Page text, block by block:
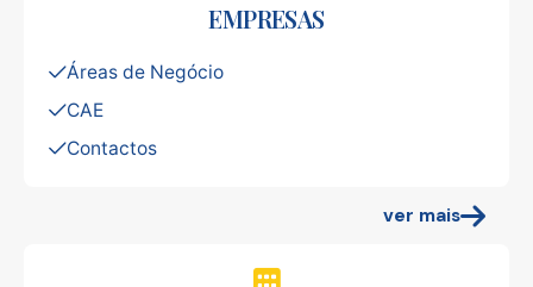
EMPRESAS
Áreas de Negócio
CAE
Contactos
ver mais